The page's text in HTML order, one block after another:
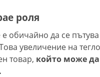
роля
обичайно да се
увеличение на
товар, който може